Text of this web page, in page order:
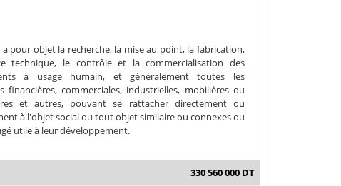
a pour objet la recherche, la mise au point, la fabrication,
technique, le contrôle et la commercialisation des
à usage humain, et généralement toutes les
financières, commerciales, industrielles, mobilières ou
et autres, pouvant se rattacher directement ou
à l'objet social ou tout objet similaire ou connexes ou
utile à leur développement.
330 560 000 DT